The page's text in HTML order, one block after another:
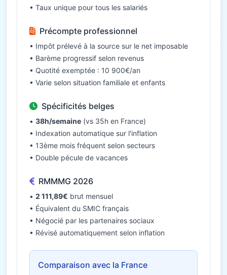
• Taux unique pour tous les salariés
Précompte professionnel
• Impôt prélevé à la source sur le net imposable
• Barème progressif selon revenus
• Quotité exemptée : 10 900€/an
• Varie selon situation familiale et enfants
Spécificités belges
• 38h/semaine (vs 35h en France)
• Indexation automatique sur l'inflation
• 13ème mois fréquent selon secteurs
• Double pécule de vacances
RMMMG 2026
• 2 111,89€ brut mensuel
• Équivalent du SMIC français
• Négocié par les partenaires sociaux
• Révisé automatiquement selon inflation
Comparaison avec la France